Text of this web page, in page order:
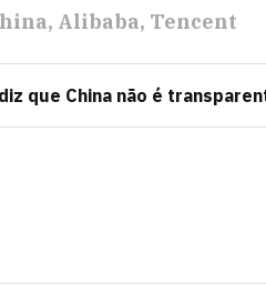
Alibaba Tencent
que China não é